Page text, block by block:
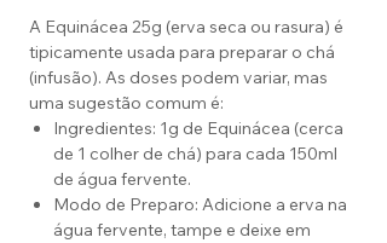
A Equinácea 25g (erva seca ou rasura) é
tipicamente usada para preparar o chá
(infusão). As doses podem variar, mas
uma sugestão comum é:
Ingredientes: 1g de Equinácea (cerca
de 1 colher de chá) para cada 150ml
de água fervente.
Modo de Preparo: Adicione a erva na
água fervente, tampe e deixe em